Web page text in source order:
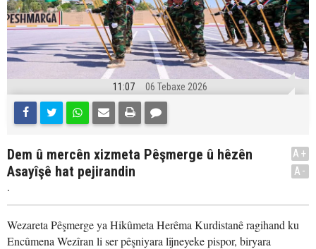
11:07 06 Tebaxe 2026
Dem û mercên xizmeta Pêşmerge û hêzên
Asayîşê hat pejirandin
.
A+
A-
Wezareta Pêşmerge ya Hikûmeta Herêma Kurdistanê ragihand ku
Encûmena Wezîran li ser pêşniyara lîjneyeke pispor, biryara